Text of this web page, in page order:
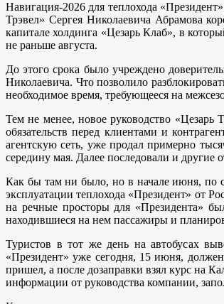
Навигация-2026 для теплохода
Трэвел» Сергея Николаевича Абрамова
капитале холдинга «Цезарь Клаб», в
не раньше августа.
До этого срока было учреждено
Николаевича. Что позволило
необходимое время, требующееся на
Тем не менее, новое руководство «Цезарь
обязательств перед клиентами и
агентскую сеть, уже продал примерно
середину мая. Далее последовали и другие
Как бы там ни было, но в начале июня, по
эксплуатации теплохода «Президент» от
на речные просторы для «Президента»
находившиеся на нем пассажиры и
Туристов в тот же день на автобусах
«Президент» уже сегодня, 15 июня,
пришел, а после дозаправки взял курс на
информации от руководства компании,